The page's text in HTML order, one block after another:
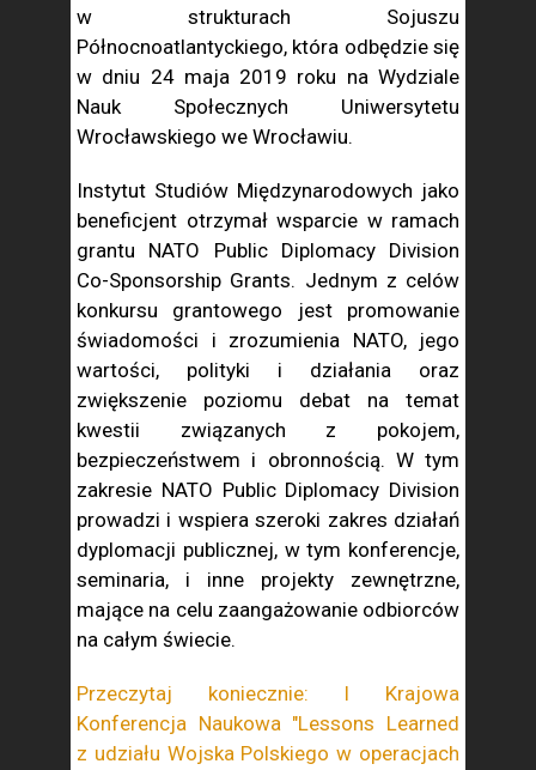
w strukturach Sojuszu
Północnoatlantyckiego, która odbędzie się
w dniu 24 maja 2019 roku na Wydziale
Nauk Społecznych Uniwersytetu
Wrocławskiego we Wrocławiu.
Instytut Studiów Międzynarodowych jako
beneficjent otrzymał wsparcie w ramach
grantu NATO Public Diplomacy Division
Co-Sponsorship Grants. Jednym z celów
konkursu grantowego jest promowanie
świadomości i zrozumienia NATO, jego
wartości, polityki i działania oraz
zwiększenie poziomu debat na temat
kwestii związanych z pokojem,
bezpieczeństwem i obronnością. W tym
zakresie NATO Public Diplomacy Division
prowadzi i wspiera szeroki zakres działań
dyplomacji publicznej, w tym konferencje,
seminaria, i inne projekty zewnętrzne,
mające na celu zaangażowanie odbiorców
na całym świecie.
Przeczytaj koniecznie: I Krajowa
Konferencja Naukowa "Lessons Learned
z udziału Wojska Polskiego w operacjach